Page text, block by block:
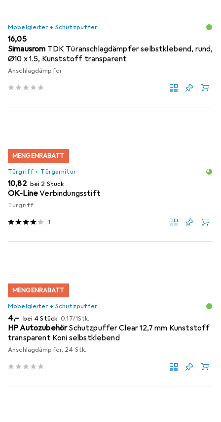
Möbelgleiter + Schutzpuffer
EUR
16,05
Simausrom TDK Türanschlagdämpfer selbstklebend, rund,
Ø10 x 1.5, Kunststoff transparent
Anschlagdämpfer
MENGENRABATT
Türgriff + Türgarnitur
EUR
10,82 bei 2 Stück
OK-LineVerbindungsstift
Türgriff
1
MENGENRABATT
Möbelgleiter + Schutzpuffer
EUR
4,– bei 4 Stück EUR
0,17/1Stk.
HP AutozubehörSchutzpuffer Clear 12,7 mm Kunststoff
transparent Koni selbstklebend
Anschlagdämpfer, 24 Stk.